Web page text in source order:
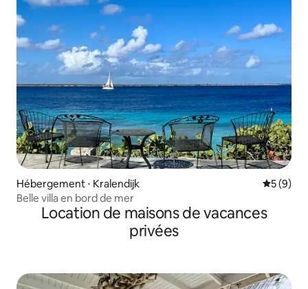
Hébergement ⋅ Kralendijk
5 (9)
Belle villa en bord de mer
Location de maisons de vacances
privées